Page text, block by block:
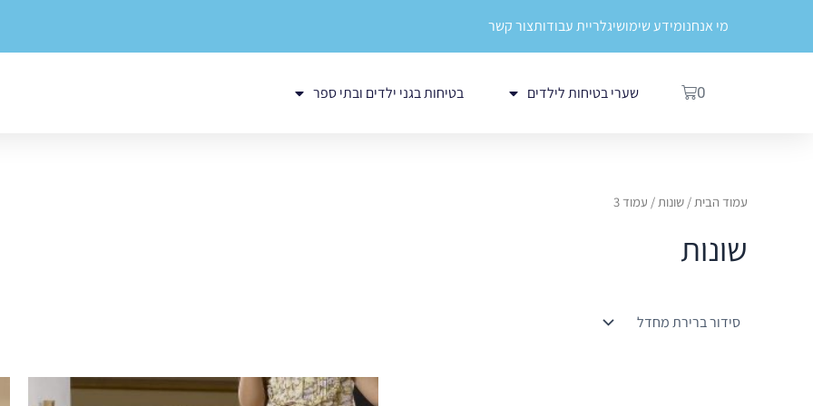
מי אנחנומידע שימושיגלריית עבודותצור קשר
0
עגלת
שערי בטיחות לילדים בטיחות בגני ילדים ובתי ספר
עמוד הבית/ שונות/ עמוד 3
שונות